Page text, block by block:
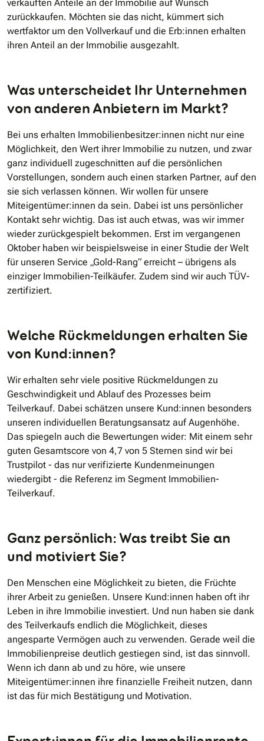
verkauften Anteile an der Immobilie auf Wunsch
zurückkaufen. Möchten sie das nicht, kümmert sich
wertfaktor um den Vollverkauf und die Erb:innen erhalten
ihren Anteil an der Immobilie ausgezahlt.
Was unterscheidet Ihr Unternehmen
von anderen Anbietern im Markt?
Bei uns erhalten Immobilienbesitzer:innen nicht nur eine
Möglichkeit, den Wert ihrer Immobilie zu nutzen, und zwar
ganz individuell zugeschnitten auf die persönlichen
Vorstellungen, sondern auch einen starken Partner, auf den
sie sich verlassen können. Wir wollen für unsere
Miteigentümer:innen da sein. Dabei ist uns persönlicher
Kontakt sehr wichtig. Das ist auch etwas, was wir immer
wieder zurückgespielt bekommen. Erst im vergangenen
Oktober haben wir beispielsweise in einer Studie der Welt
für unseren Service „Gold-Rang“ erreicht – übrigens als
einziger Immobilien-Teilkäufer. Zudem sind wir auch TÜV-
zertifiziert.
Welche Rückmeldungen erhalten Sie
von Kund:innen?
Wir erhalten sehr viele positive Rückmeldungen zu
Geschwindigkeit und Ablauf des Prozesses beim
Teilverkauf. Dabei schätzen unsere Kund:innen besonders
unseren individuellen Beratungsansatz auf Augenhöhe.
Das spiegeln auch die Bewertungen wider: Mit einem sehr
guten Gesamtscore von 4,7 von 5 Sternen sind wir bei
Trustpilot - das nur verifizierte Kundenmeinungen
wiedergibt - die Referenz im Segment Immobilien-
Teilverkauf.
Ganz persönlich: Was treibt Sie an
und motiviert Sie?
Den Menschen eine Möglichkeit zu bieten, die Früchte
ihrer Arbeit zu genießen. Unsere Kund:innen haben oft ihr
Leben in ihre Immobilie investiert. Und nun haben sie dank
des Teilverkaufs endlich die Möglichkeit, dieses
angesparte Vermögen auch zu verwenden. Gerade weil die
Immobilienpreise deutlich gestiegen sind, ist das sinnvoll.
Wenn ich dann ab und zu höre, wie unsere
Miteigentümer:innen ihre finanzielle Freiheit nutzen, dann
ist das für mich Bestätigung und Motivation.